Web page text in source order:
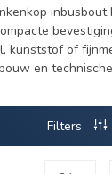
inbusbout
kunststof of
en
Filters